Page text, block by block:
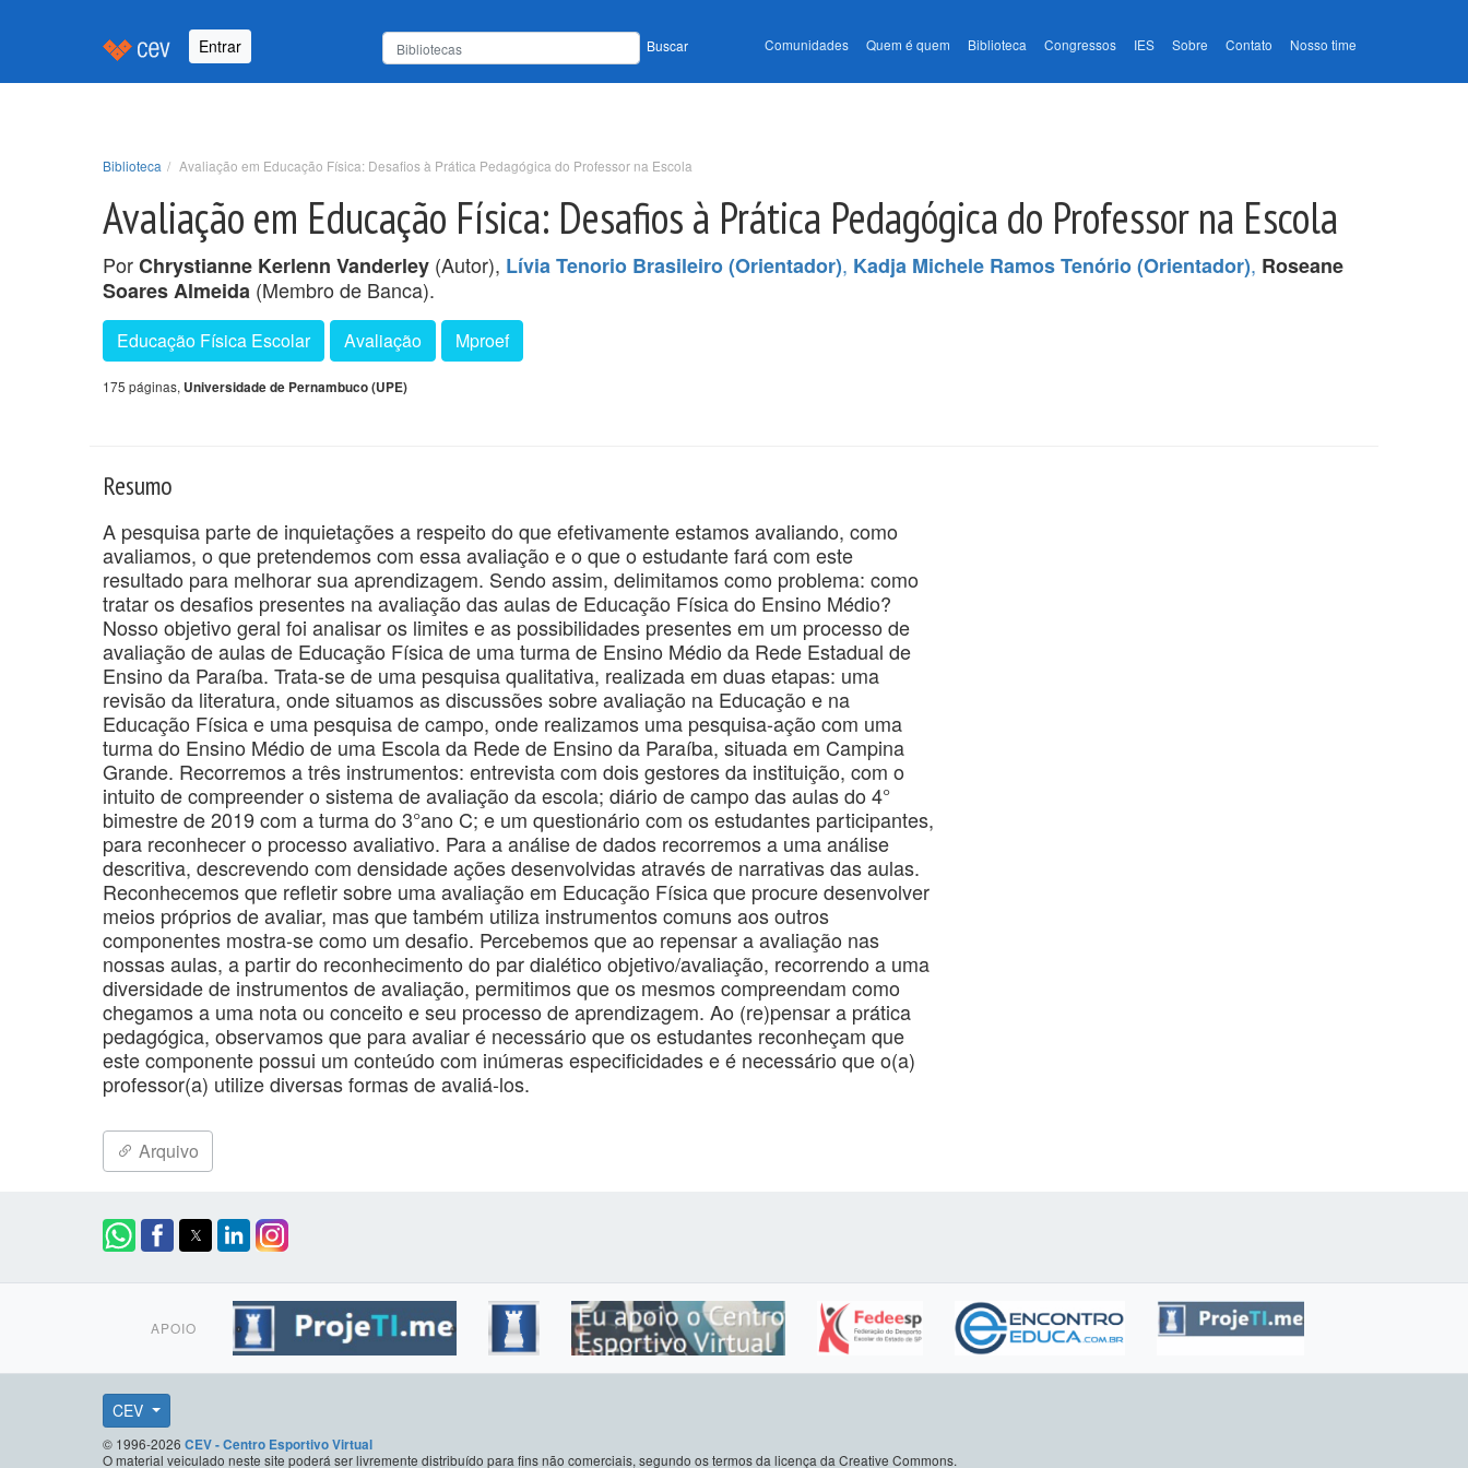
Entrar Buscar Comunidades Quem é quem Biblioteca Congressos IES Sobre Contato Nosso time
Biblioteca Avaliação em Educação Física: Desafios à Prática Pedagógica do Professor na Escola
Avaliação em Educação Física: Desafios à Prática Pedagógica do Professor na Escola
PorChrystianne Kerlenn Vanderley (Autor), Lívia Tenorio Brasileiro (Orientador), Kadja Michele Ramos Tenório (Orientador), Roseane
Soares Almeida (Membro de Banca).
Educação Física Escolar Avaliação Mproef
175 páginas, Universidade de Pernambuco (UPE)
Resumo
A pesquisa parte de inquietações a respeito do que efetivamente estamos avaliando, como
avaliamos, o que pretendemos com essa avaliação e o que o estudante fará com este
resultado para melhorar sua aprendizagem. Sendo assim, delimitamos como problema: como
tratar os desafios presentes na avaliação das aulas de Educação Física do Ensino Médio?
Nosso objetivo geral foi analisar os limites e as possibilidades presentes em um processo de
avaliação de aulas de Educação Física de uma turma de Ensino Médio da Rede Estadual de
Ensino da Paraíba. Trata-se de uma pesquisa qualitativa, realizada em duas etapas: uma
revisão da literatura, onde situamos as discussões sobre avaliação na Educação e na
Educação Física e uma pesquisa de campo, onde realizamos uma pesquisa-ação com uma
turma do Ensino Médio de uma Escola da Rede de Ensino da Paraíba, situada em Campina
Grande. Recorremos a três instrumentos: entrevista com dois gestores da instituição, com o
intuito de compreender o sistema de avaliação da escola; diário de campo das aulas do 4°
bimestre de 2019 com a turma do 3°ano C; e um questionário com os estudantes participantes,
para reconhecer o processo avaliativo. Para a análise de dados recorremos a uma análise
descritiva, descrevendo com densidade ações desenvolvidas através de narrativas das aulas.
Reconhecemos que refletir sobre uma avaliação em Educação Física que procure desenvolver
meios próprios de avaliar, mas que também utiliza instrumentos comuns aos outros
componentes mostra-se como um desafio. Percebemos que ao repensar a avaliação nas
nossas aulas, a partir do reconhecimento do par dialético objetivo/avaliação, recorrendo a uma
diversidade de instrumentos de avaliação, permitimos que os mesmos compreendam como
chegamos a uma nota ou conceito e seu processo de aprendizagem. Ao (re)pensar a prática
pedagógica, observamos que para avaliar é necessário que os estudantes reconheçam que
este componente possui um conteúdo com inúmeras especificidades e é necessário que o(a)
professor(a) utilize diversas formas de avaliá-los.
Arquivo
APOIO
CEV
© 1996-2026 CEV - Centro Esportivo Virtual
O material veiculado neste site poderá ser livremente distribuído para fins não comerciais, segundo os termos da licença da Creative Commons.